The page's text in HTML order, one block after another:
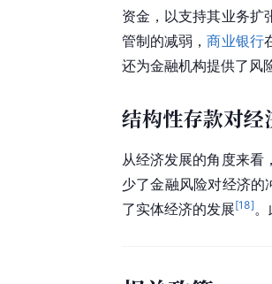
资金，以支持其业务扩
管制的减弱，商业银行
还为金融机构提供了风
结构性存款对
从经济发展的角度来看
少了金融风险对经济的
了实体经济的发展[18]